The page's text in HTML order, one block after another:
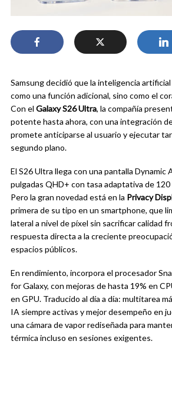
Samsung decidió que la inteligencia
como una función adicional, sino como el
Con el Galaxy S26 Ultra, la compañía
potente hasta ahora, con una integración
promete anticiparse al usuario y ejecutar
segundo plano.
El S26 Ultra llega con una pantalla Dynamic
pulgadas QHD+ con tasa adaptativa de
Pero la gran novedad está en la Privacy
primera de su tipo en un smartphone, que
lateral a nivel de píxel sin sacrificar calidad
respuesta directa a la creciente
espacios públicos.
En rendimiento, incorpora el procesador
for Galaxy, con mejoras de hasta 19% en
en GPU. Traducido al día a día: multitarea
IA siempre activas y mejor desempeño en
una cámara de vapor rediseñada para
térmica incluso en sesiones exigentes.